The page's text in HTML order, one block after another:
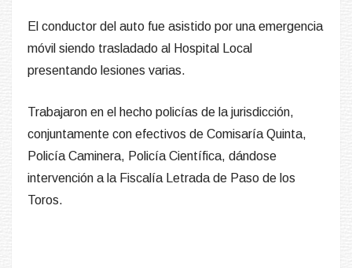
El conductor del auto fue asistido por una emergencia
móvil siendo trasladado al Hospital Local
presentando lesiones varias.
Trabajaron en el hecho policías de la jurisdicción,
conjuntamente con efectivos de Comisaría Quinta,
Policía Caminera, Policía Científica, dándose
intervención a la Fiscalía Letrada de Paso de los
Toros.